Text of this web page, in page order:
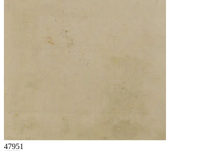
47951